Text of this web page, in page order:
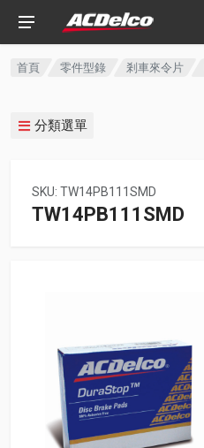
首頁 零件型錄 剎車來令片
分類選單
SKU: TW14PB111SMD
TW14PB111SMD